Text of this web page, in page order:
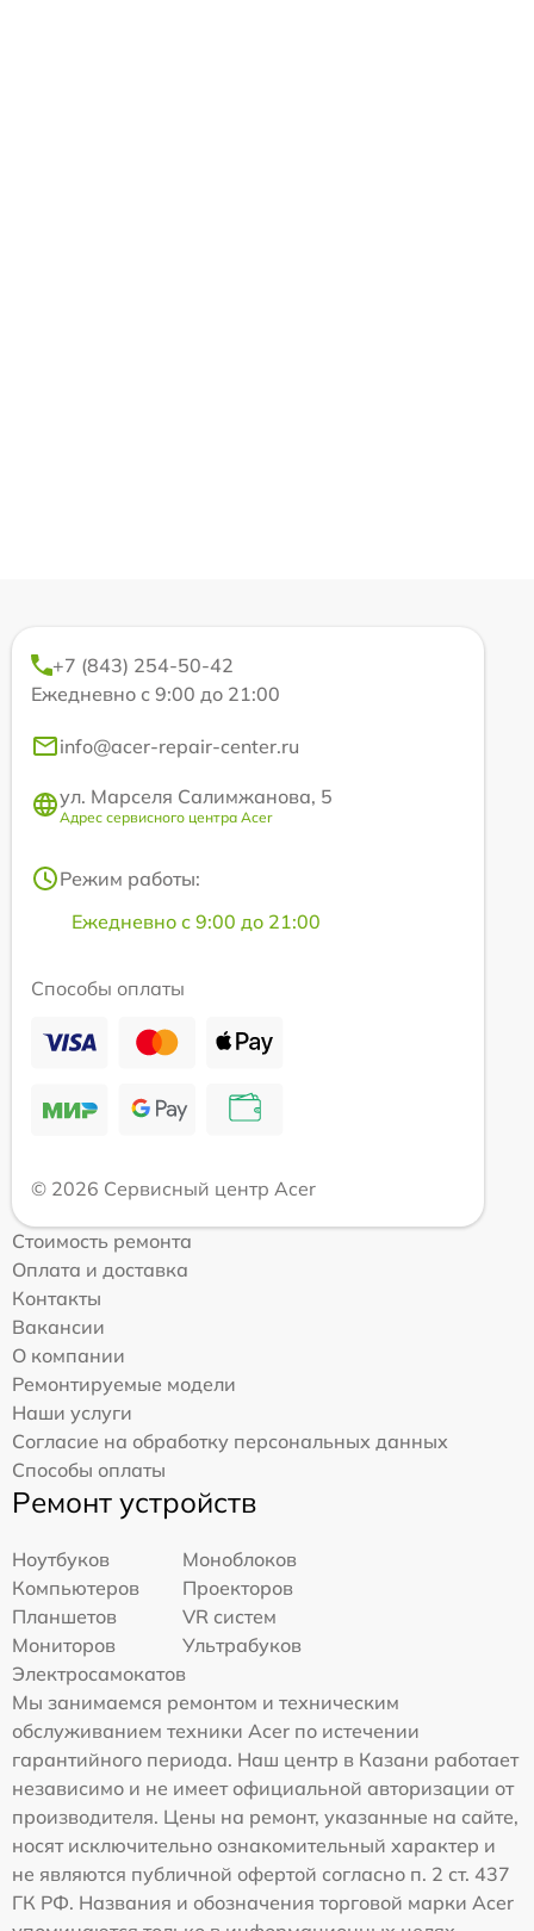
+7 (843) 254-50-42
Ежедневно с 9:00 до 21:00
info@acer-repair-center.ru
ул. Марселя Салимжанова, 5
Адрес сервисного центра Acer
Режим работы:
Ежедневно с 9:00 до 21:00
Способы оплаты
© 2026 Сервисный центр Acer
Стоимость ремонта
Оплата и доставка
Контакты
Вакансии
О компании
Ремонтируемые модели
Наши услуги
Согласие на обработку персональных данных
Способы оплаты
Ремонт устройств
Ноутбуков
Моноблоков
Компьютеров
Проекторов
Планшетов
VR систем
Мониторов
Ультрабуков
Электросамокатов
Мы занимаемся ремонтом и техническим
обслуживанием техники Acer по истечении
гарантийного периода. Наш центр в Казани работает
независимо и не имеет официальной авторизации от
производителя. Цены на ремонт, указанные на сайте,
носят исключительно ознакомительный характер и
не являются публичной офертой согласно п. 2 ст. 437
ГК РФ. Названия и обозначения торговой марки Acer